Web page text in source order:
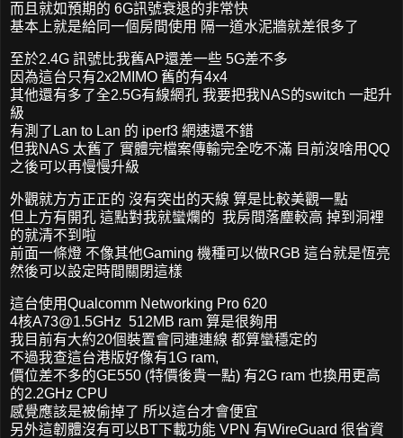
而且就如預期的 6G訊號衰退的非常快
基本上就是給同一個房間使用 隔一道水泥牆就差很多了
至於2.4G 訊號比我舊AP還差一些 5G差不多
因為這台只有2x2MIMO 舊的有4x4
其他還有多了全2.5G有線網孔 我要把我NAS的switch 一起升
級
有測了Lan to Lan 的 iperf3 網速還不錯
但我NAS 太舊了 實體完檔案傳輸完全吃不滿 目前沒啥用QQ
之後可以再慢慢升級
外觀就方方正正的 沒有突出的天線 算是比較美觀一點
但上方有開孔 這點對我就蠻爛的 我房間落塵較高 掉到洞裡
的就清不到啦
前面一條燈 不像其他Gaming 機種可以做RGB 這台就是恆亮
然後可以設定時間關閉這樣
這台使用Qualcomm Networking Pro 620
4核A73@1.5GHz 512MB ram 算是很夠用
我目前有大約20個裝置會同連連線 都算蠻穩定的
不過我查這台港版好像有1G ram,
價位差不多的GE550 (特價後貴一點) 有2G ram 也換用更高
的2.2GHz CPU
感覺應該是被偷掉了 所以這台才會便宜
另外這韌體沒有可以BT下載功能 VPN 有WireGuard 很省資